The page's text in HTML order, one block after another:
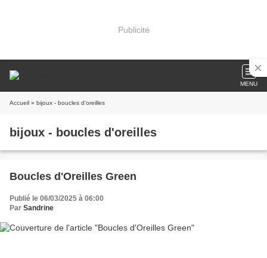
Publicité
MENU
Accueil » bijoux - boucles d'oreilles
bijoux - boucles d'oreilles
Boucles d'Oreilles Green
Publié le 06/03/2025 à 06:00
Par Sandrine